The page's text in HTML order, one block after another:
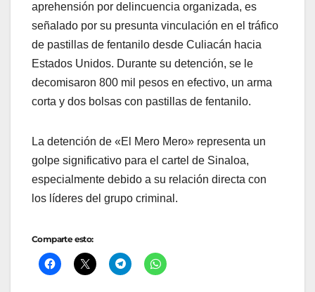
aprehensión por delincuencia organizada, es
señalado por su presunta vinculación en el tráfico
de pastillas de fentanilo desde Culiacán hacia
Estados Unidos. Durante su detención, se le
decomisaron 800 mil pesos en efectivo, un arma
corta y dos bolsas con pastillas de fentanilo.
La detención de «El Mero Mero» representa un
golpe significativo para el cartel de Sinaloa,
especialmente debido a su relación directa con
los líderes del grupo criminal.
Comparte esto: